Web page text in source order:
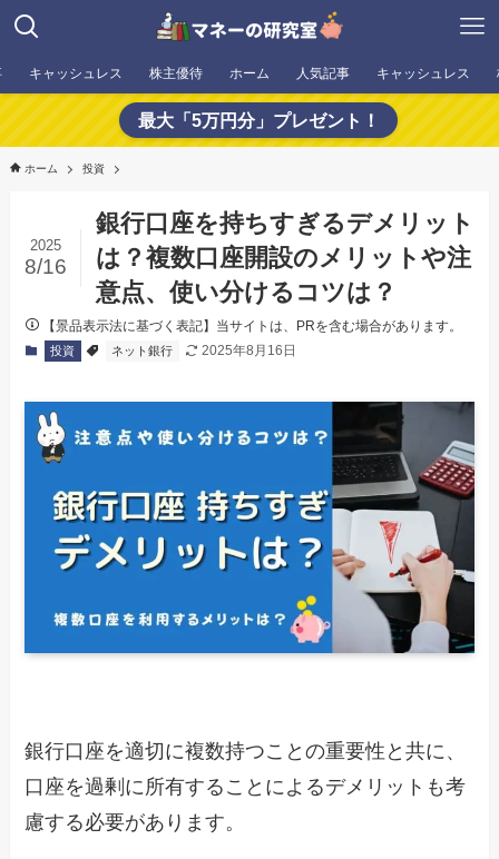
キャッシュレス 株主優待 ホーム 人気記事 キャッシュレス
最大「5万円分」プレゼント！
ホーム 投資
銀行口座を持ちすぎるデメリット
は？複数口座開設のメリットや注
意点、使い分けるコツは？
2025
8/16
【景品表示法に基づく表記】当サイトは、PRを含む場合があります。
投資 ネット銀行 2025年8月16日
銀行口座を適切に複数持つことの重要性と共に、
口座を過剰に所有することによるデメリットも考
慮する必要があります。